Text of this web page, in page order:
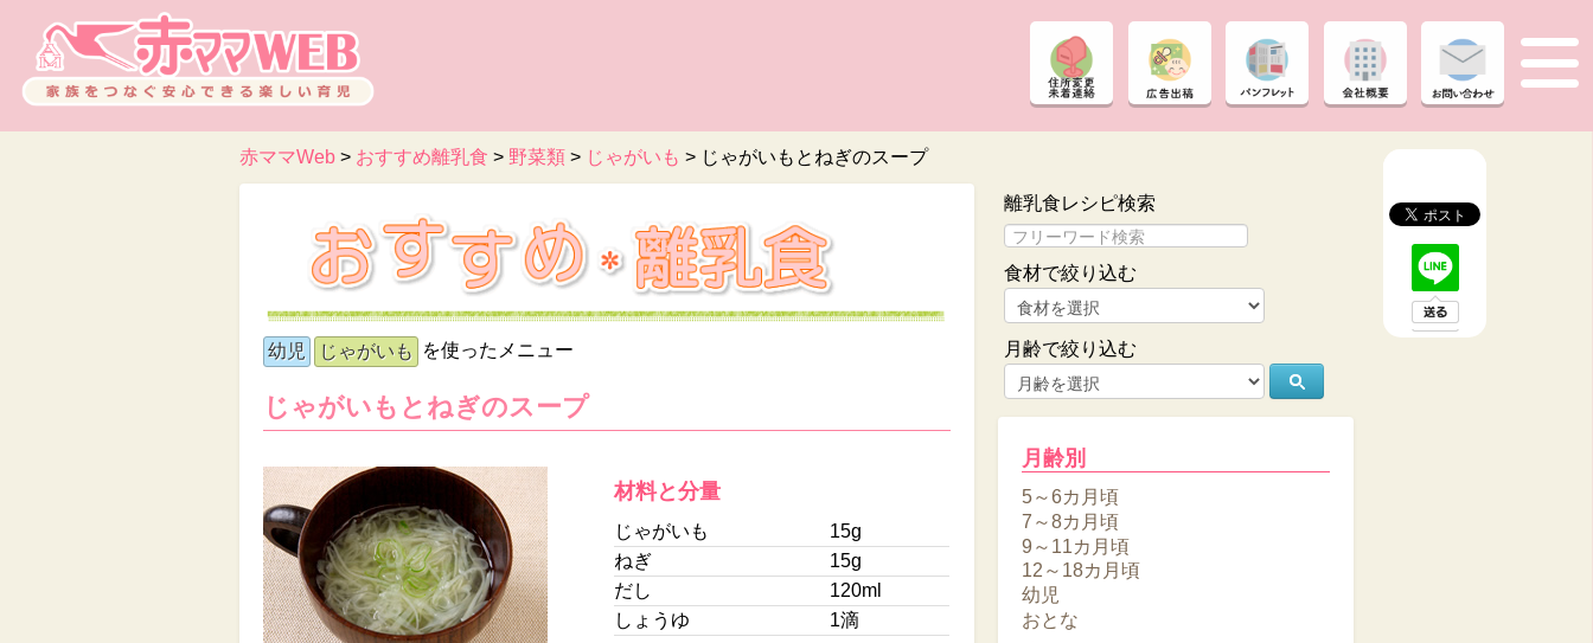
赤ママWeb > おすすめ離乳食 > 野菜類 > じゃがいも > じゃがいもとねぎのスープ
幼児 じゃがいも を使ったメニュー
じゃがいもとねぎのスープ
材料と分量
じゃがいも
15g
ねぎ
15g
だし
120ml
しょうゆ
1滴
離乳食レシピ検索
食材で絞り込む
月齢で絞り込む
月齢別
5～6カ月頃
7～8カ月頃
9～11カ月頃
12～18カ月頃
幼児
おとな